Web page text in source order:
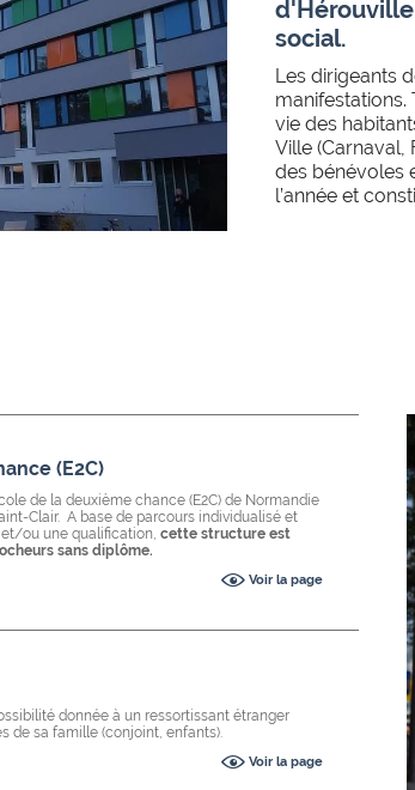
social.
Les dirigeants
manifestations.
vie des
Ville (Carnaval,
des bénévoles
l’année et
(E2C)
de la deuxième chance (E2C) de Normandie
Clair. A base de parcours individualisé et
ou une qualification,cette structure est
sans diplôme.
Voir la page
donnée à un ressortissant étranger
de sa famille (conjoint, enfants).
Voir la page